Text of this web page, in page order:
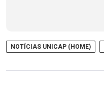
NOTÍCIAS UNICAP (HOME)